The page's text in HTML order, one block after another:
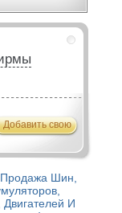
Добавить свою
Шин,
Двигателей И